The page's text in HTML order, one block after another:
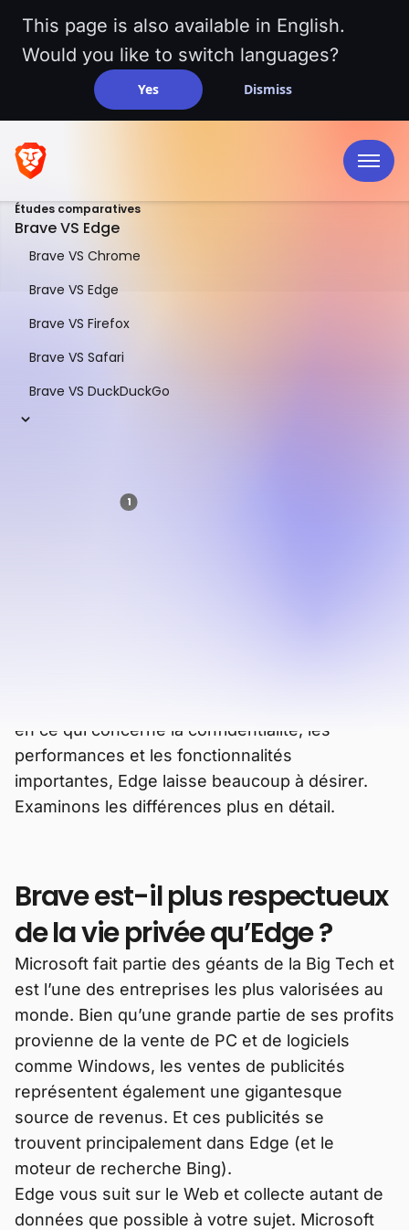
This page is also available in English.
Would you like to switch languages?
Yes Dismiss
Études comparatives
Brave VS Edge
Brave VS Chrome
Brave VS Edge
Brave VS Firefox
Brave VS Safari
Brave VS DuckDuckGo
COMPARAISON DÉTAILLÉE
Brave VS Edge
ordinateur). 1 Mais cela tient surtout au
en ce qui concerne la confidentialité, les
performances et les fonctionnalités
importantes, Edge laisse beaucoup à désirer.
Examinons les différences plus en détail.
Brave est-il plus respectueux
de la vie privée qu’Edge ?
Microsoft fait partie des géants de la Big Tech et
est l’une des entreprises les plus valorisées au
monde. Bien qu’une grande partie de ses profits
provienne de la vente de PC et de logiciels
comme Windows, les ventes de publicités
représentent également une gigantesque
source de revenus. Et ces publicités se
trouvent principalement dans Edge (et le
moteur de recherche Bing).
Edge vous suit sur le Web et collecte autant de
données que possible à votre sujet. Microsoft